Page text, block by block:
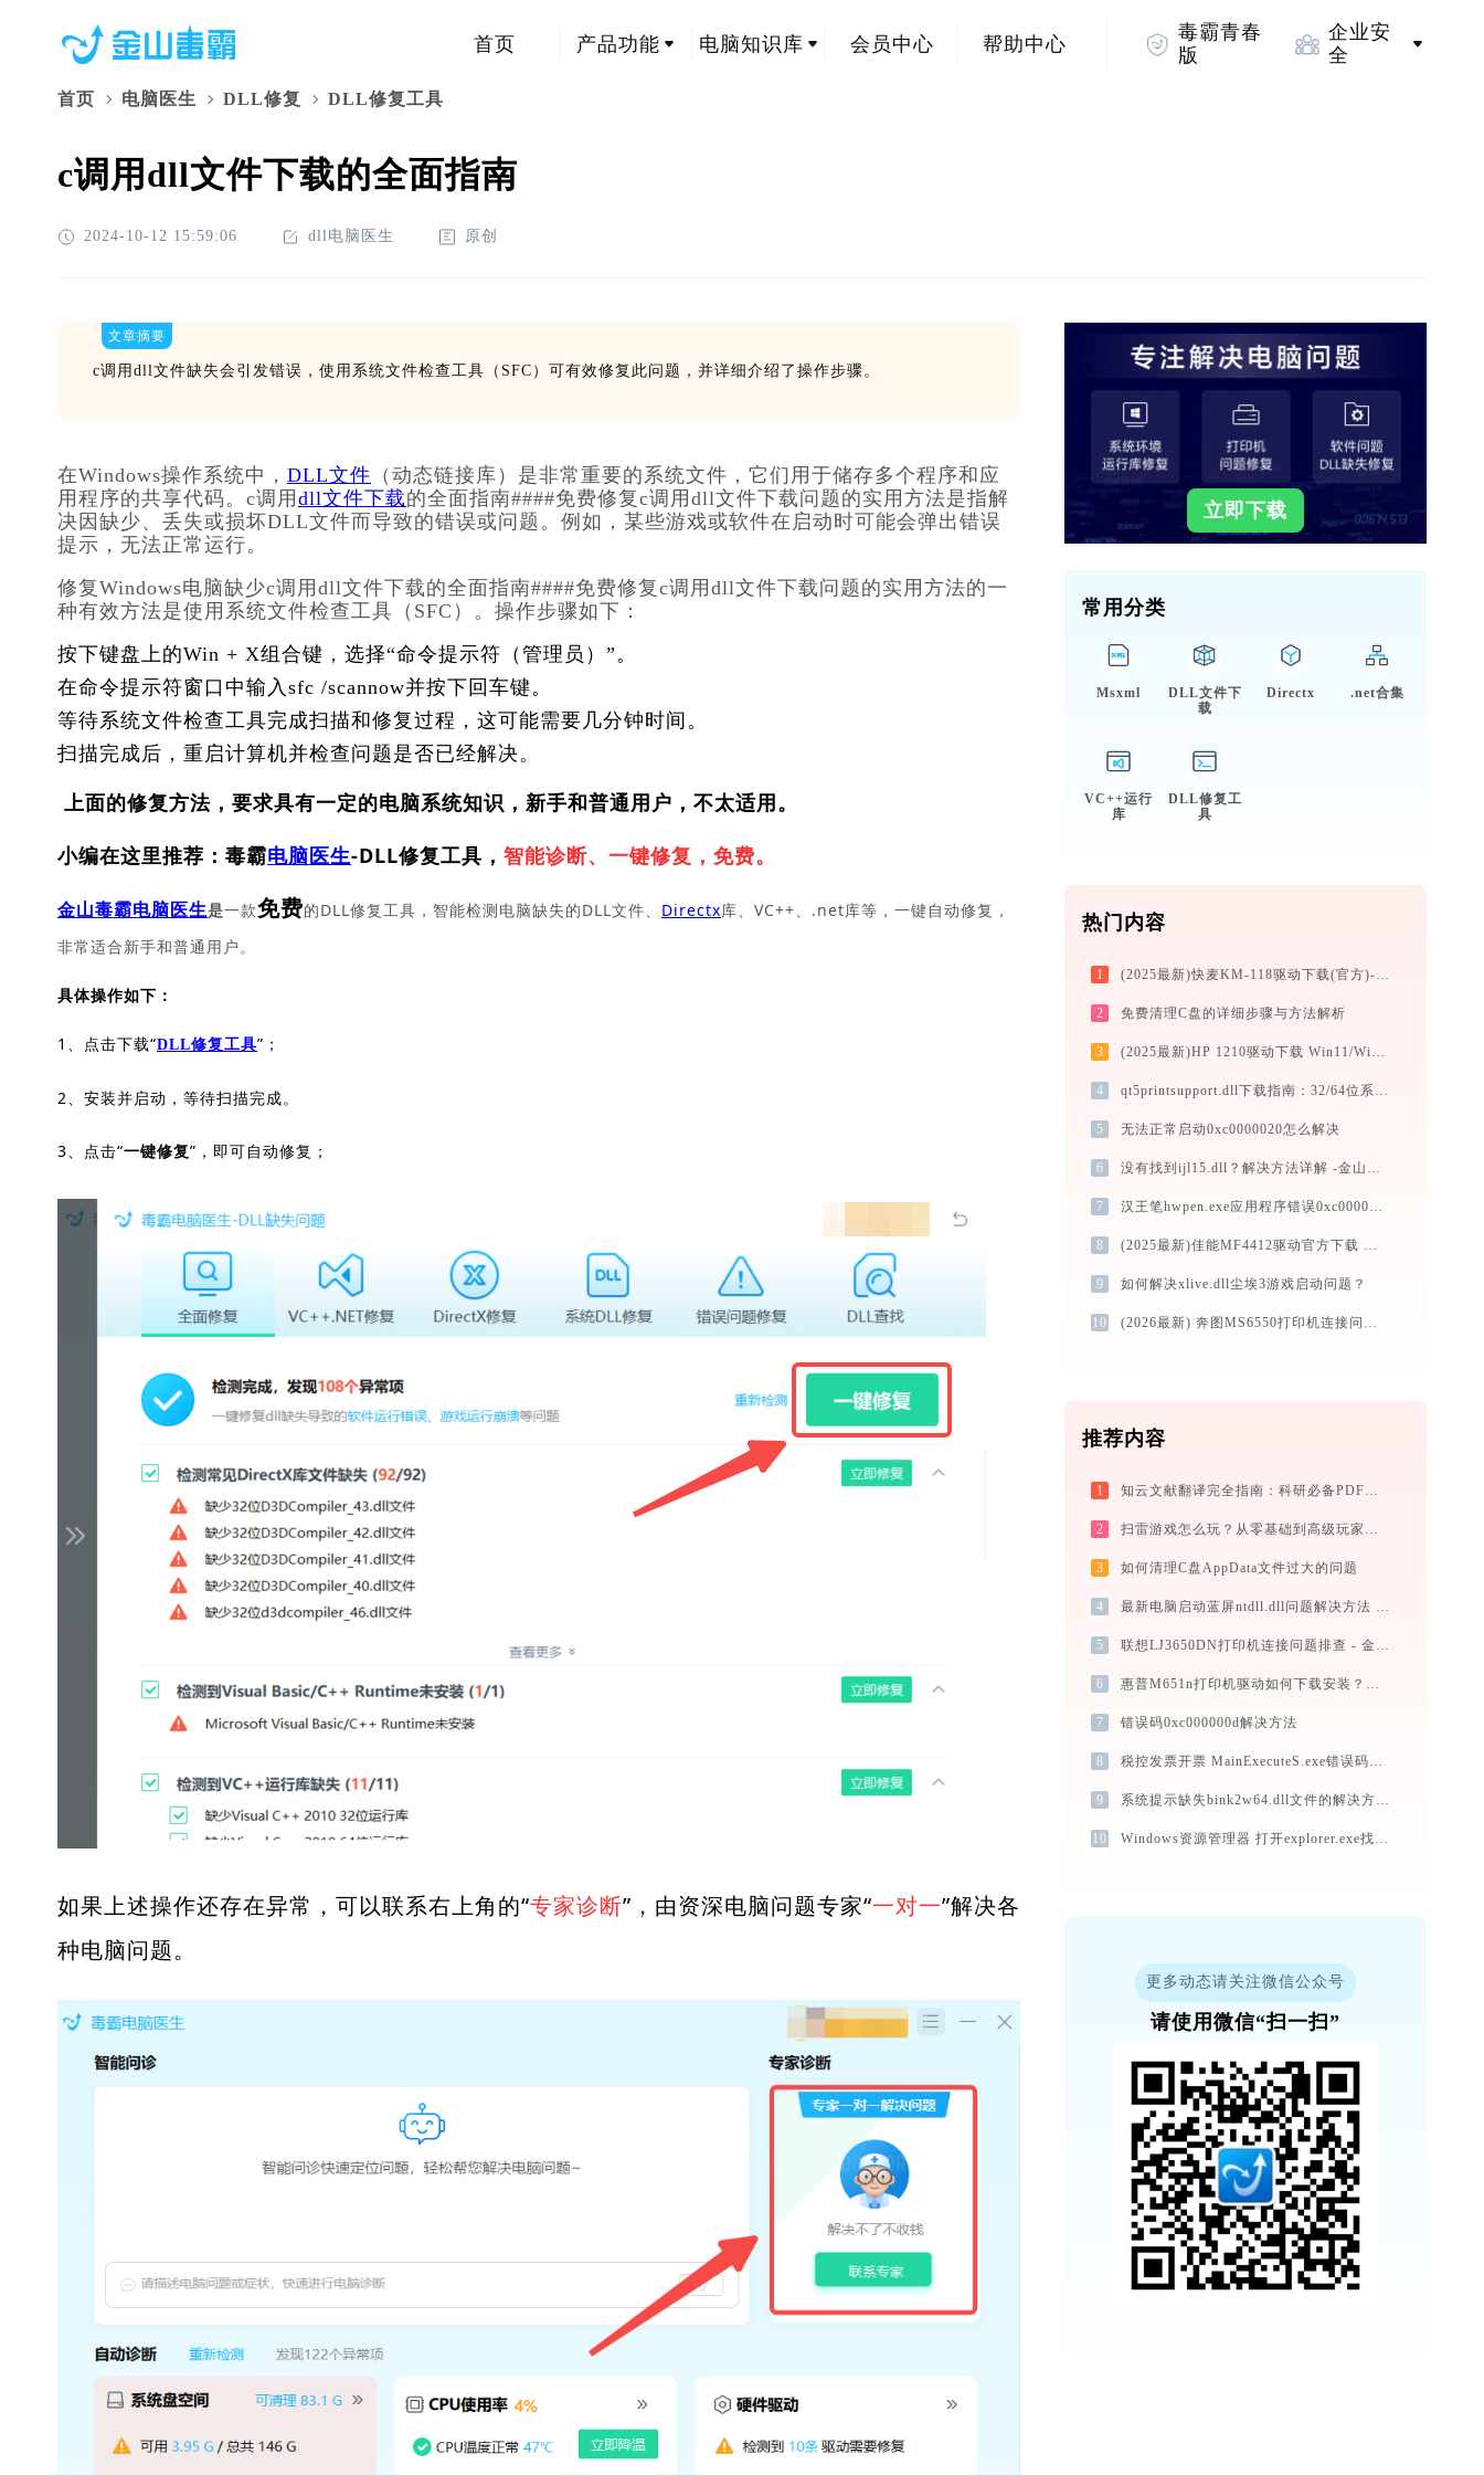
首页 产品功能 电脑知识库 会员中心 帮助中心
毒霸青春
版
企业安
全
首页 电脑医生 DLL修复 DLL修复工具
c调用dll文件下载的全面指南
2024-10-12 15:59:06 dll电脑医生 原创
文章摘要
c调用dll文件缺失会引发错误，使用系统文件检查工具（SFC）可有效修复此问题，并详细介绍了操作步骤。
在Windows操作系统中， DLL文件 （动态链接库）是非常重要的系统文件，它们用于储存多个程序和应
用程序的共享代码。c调用 dll文件下载的全面指南####免费修复c调用dll文件下载问题的实用方法是指解
决因缺少、丢失或损坏DLL文件而导致的错误或问题。例如，某些游戏或软件在启动时可能会弹出错误
提示，无法正常运行。
修复Windows电脑缺少c调用dll文件下载的全面指南####免费修复c调用dll文件下载问题的实用方法的一
种有效方法是使用系统文件检查工具（SFC）。操作步骤如下：
按下键盘上的Win + X组合键，选择“命令提示符（管理员）”。
在命令提示符窗口中输入sfc /scannow并按下回车键。
等待系统文件检查工具完成扫描和修复过程，这可能需要几分钟时间。
扫描完成后，重启计算机并检查问题是否已经解决。
上面的修复方法，要求具有一定的电脑系统知识，新手和普通用户，不太适用。
小编在这里推荐：毒霸电脑医生-DLL修复工具， 智能诊断、一键修复，免费。
金山毒霸电脑医生是一款免费的DLL修复工具，智能检测电脑缺失的DLL文件、 Directx库、VC++、.net库等，一键自动修复，
非常适合新手和普通用户。
具体操作如下：
1、点击下载“DLL修复工具”；
2、安装并启动，等待扫描完成。
3、点击“一键修复”，即可自动修复；
如果上述操作还存在异常，可以联系右上角的“专家诊断”，由资深电脑问题专家“一对一”解决各
种电脑问题。
立即下载
常用分类
Msxml
DLL文件下
载
Directx .net合集
VC++运行
库
DLL修复工
具
热门内容
1 (2025最新)快麦KM-118驱动下载(官方)-支持Win10/Win11
2 免费清理C盘的详细步骤与方法解析
3 (2025最新)HP 1210驱动下载 Win11/Win10官方版
4 qt5printsupport.dll下载指南：32/64位系统官方免费版，解决DLL缺失问题
5 无法正常启动0xc0000020怎么解决
6 没有找到ijl15.dll？解决方法详解 -金山毒霸
7 汉王笔hwpen.exe应用程序错误0xc000007b解决方法
8 (2025最新)佳能MF4412驱动官方下载 Win10/Win11支持
9 如何解决xlive.dll尘埃3游戏启动问题？
10 (2026最新) 奔图MS6550打印机连接问题？如何解决 - 金山毒霸
推荐内容
1 知云文献翻译完全指南：科研必备PDF文献翻译与双语对照阅读效率工具（2026最新）
2 扫雷游戏怎么玩？从零基础到高级玩家的完全攻略（附必胜技巧）
3 如何清理C盘AppData文件过大的问题
4 最新电脑启动蓝屏ntdll.dll问题解决方法 - 金山毒霸
5 联想LJ3650DN打印机连接问题排查 - 金山毒霸
6 惠普M651n打印机驱动如何下载安装？这里有你需要的所有信息
7 错误码0xc000000d解决方法
8 税控发票开票 MainExecuteS.exe错误码0xc000000d处理办法
9 系统提示缺失bink2w64.dll文件的解决方法
10 Windows资源管理器 打开explorer.exe找不到textinputframework.dll怎么办
更多动态请关注微信公众号
请使用微信“扫一扫”